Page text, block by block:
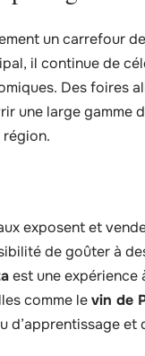
un carrefour
il continue de
Des foires
une large gamme
région.
exposent et
de goûter à
est une expérience
comme levin de
d’apprentissage